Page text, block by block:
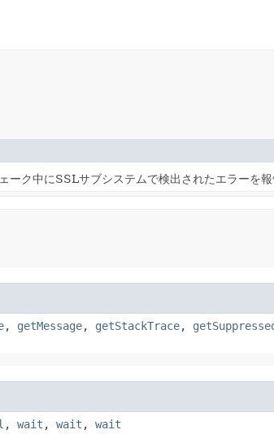
ーク中にSSLサブシステムで検出されたエラーを報
, getMessage, getStackTrace,
, wait , wait , wait